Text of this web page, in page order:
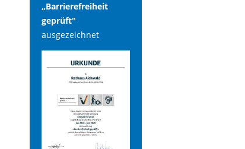
„Barrierefreiheit
geprüft“
ausgezeichnet